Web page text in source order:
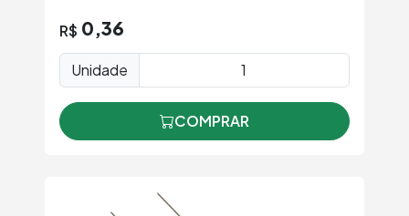
R$ 0,36
Unidade
COMPRAR